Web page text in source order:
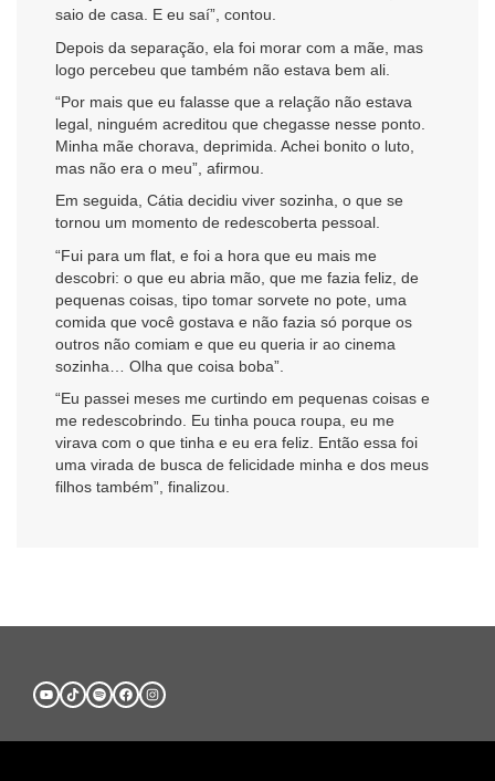
saio de casa. E eu saí”, contou.
Depois da separação, ela foi morar com a mãe, mas
logo percebeu que também não estava bem ali.
“Por mais que eu falasse que a relação não estava
legal, ninguém acreditou que chegasse nesse ponto.
Minha mãe chorava, deprimida. Achei bonito o luto,
mas não era o meu”, afirmou.
Em seguida, Cátia decidiu viver sozinha, o que se
tornou um momento de redescoberta pessoal.
“Fui para um flat, e foi a hora que eu mais me
descobri: o que eu abria mão, que me fazia feliz, de
pequenas coisas, tipo tomar sorvete no pote, uma
comida que você gostava e não fazia só porque os
outros não comiam e que eu queria ir ao cinema
sozinha… Olha que coisa boba”.
“Eu passei meses me curtindo em pequenas coisas e
me redescobrindo. Eu tinha pouca roupa, eu me
virava com o que tinha e eu era feliz. Então essa foi
uma virada de busca de felicidade minha e dos meus
filhos também”, finalizou.